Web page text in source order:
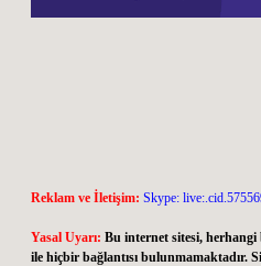
Reklam ve İletişim: Skype:
Yasal Uyarı: Bu internet sitesi,
ile hiçbir bağlantısı bulunmamaktadır.